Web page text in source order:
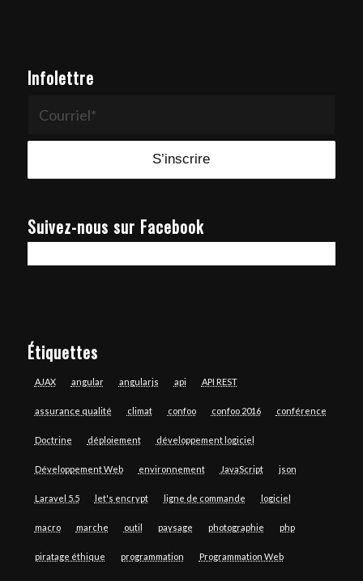
Infolettre
Suivez-nous sur Facebook
Étiquettes
AJAX angular angularjs api API REST
assurance qualité climat confoo confoo 2016 conférence
Doctrine déploiement développement logiciel
Développement Web environnement JavaScript json
Laravel 5.5 let's encrypt ligne de commande logiciel
macro marche outil paysage photographie php
piratage éthique programmation Programmation Web